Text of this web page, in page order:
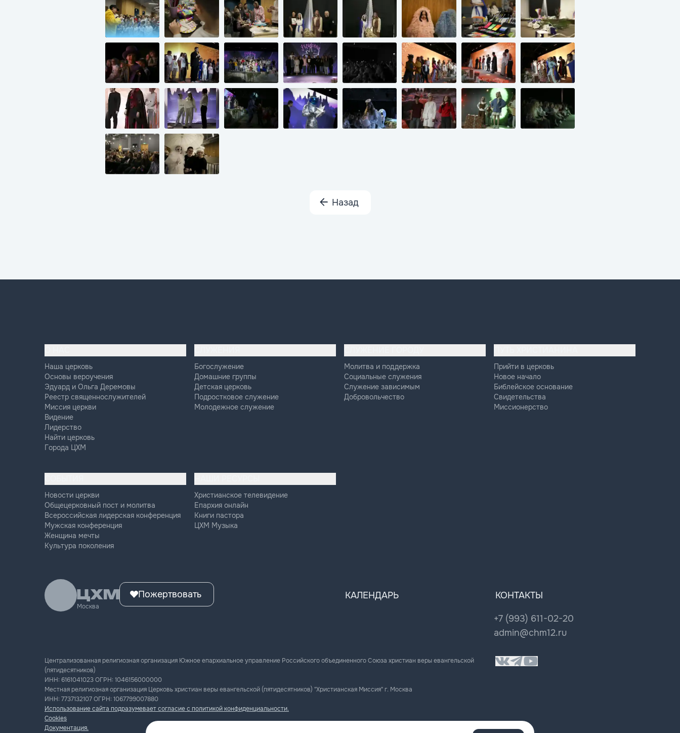
Назад
Наша церковь
Основы вероучения
Эдуард и Ольга Деремовы
Реестр священнослужителей
Миссия церкви
Видение
Лидерство
Найти церковь
Города ЦХМ
Богослужение
Домашние группы
Детская церковь
Подростковое служение
Молодежное служение
Молитва и поддержка
Социальные служения
Служение зависимым
Добровольчество
Прийти в церковь
Новое начало
Библейское основание
Свидетельства
Миссионерство
Новости церкви
Общецерковный пост и молитва
Всероссийская лидерская конференция
Мужская конференция
Женщина мечты
Культура поколения
Христианское телевидение
Епархия онлайн
Книги пастора
ЦХМ Музыка
Москва
Пожертвовать КАЛЕНДАРЬ КОНТАКТЫ
+7 (993) 611-02-20
admin@chm12.ru
Централизованная религиозная организация Южное епархиальное управление Российского объединенного Союза христиан веры евангельской
(пятидесятников)
ИНН: 6161041023ОГРН: 1046156000000
Местная религиозная организация Церковь христиан веры евангельской (пятидесятников) "Христианская Миссия" г. Москва
ИНН: 7737132107ОГРН: 1067799007880
Использование сайта подразумевает согласие с политикой конфиденциальности.
Cookies
Документация.